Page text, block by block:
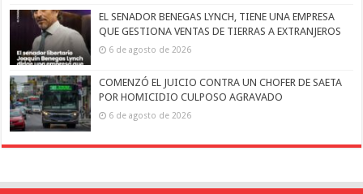
EL SENADOR BENEGAS LYNCH, TIENE UNA EMPRESA
QUE GESTIONA VENTAS DE TIERRAS A EXTRANJEROS
6 de agosto de 2026
COMENZÓ EL JUICIO CONTRA UN CHOFER DE SAETA
POR HOMICIDIO CULPOSO AGRAVADO
6 de agosto de 2026